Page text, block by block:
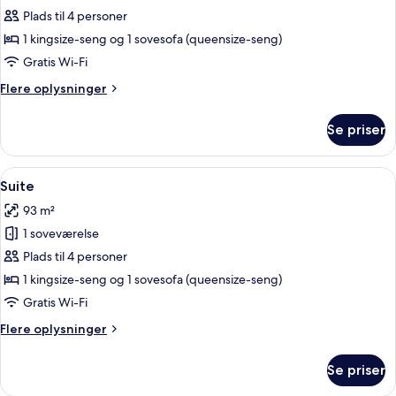
Deluxe-
suite
Plads til 4 personer
1 kingsize-seng og 1 sovesofa (queensize-seng)
Gratis Wi-Fi
Flere oplysninger
Flere
suite
Se priser
Indlæs
alle
billeder
af
Suite
Et hotelværelse med en stor seng,
14
Suite
93 m²
1 soveværelse
Plads til 4 personer
1 kingsize-seng og 1 sovesofa (queensize-seng)
Gratis Wi-Fi
Flere oplysninger
Flere
Se priser